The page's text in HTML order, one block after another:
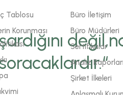
Tablosu
Korunması
Büro İletişim
Büro Müdürleri
Sertifikalar
Analiz Raporları
Şirket İlkeleri